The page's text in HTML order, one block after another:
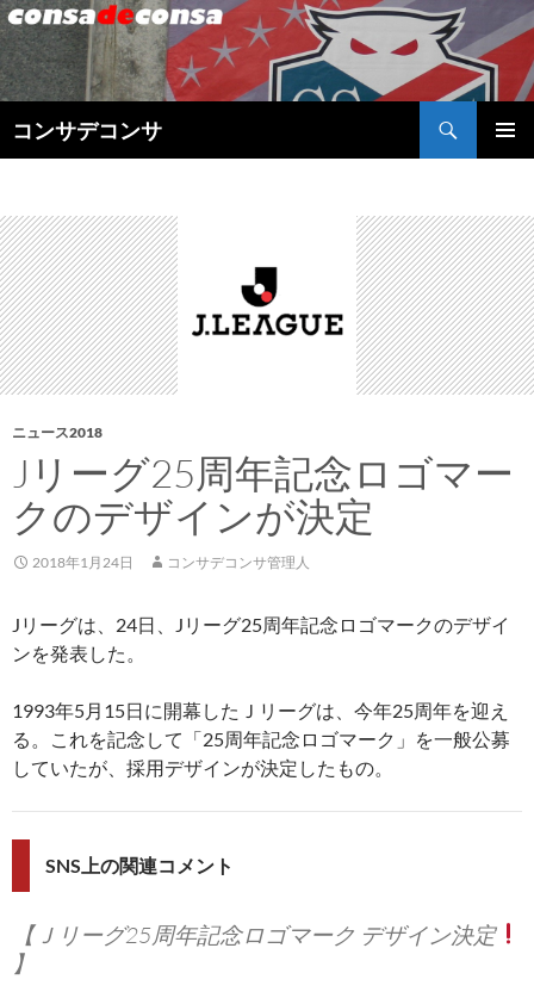
コンサデコンサ
索
ン
ツ
へ
ス
キ
ッ
プ
ニュース2018
Jリーグ25周年記念ロゴマー
クのデザインが決定
2018年1月24日 コンサデコンサ管理人
Jリーグは、24日、Jリーグ25周年記念ロゴマークのデザイ
ンを発表した。
1993年5月15日に開幕したＪリーグは、今年25周年を迎え
る。これを記念して「25周年記念ロゴマーク」を一般公募
していたが、採用デザインが決定したもの。
SNS上の関連コメント
【Ｊリーグ25周年記念ロゴマーク デザイン決定
】